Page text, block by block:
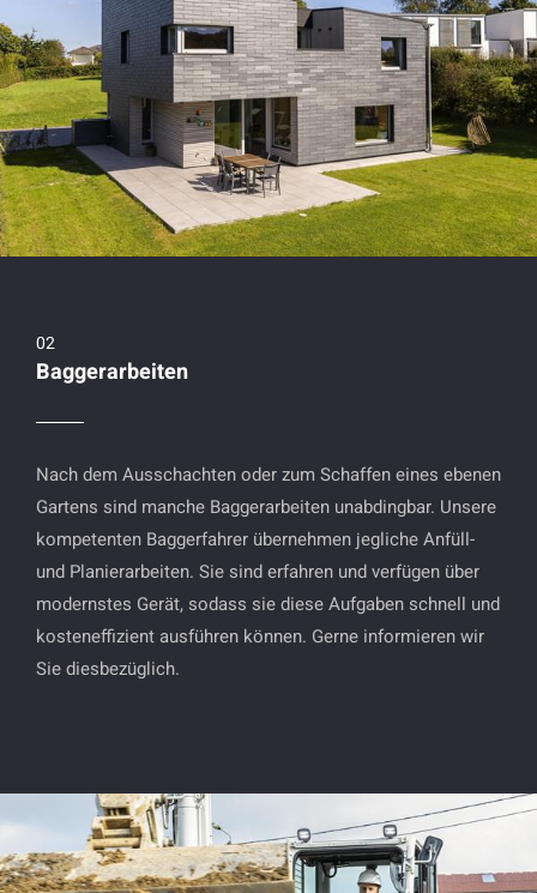
Baggerarbeiten
Nach dem Ausschachten oder zum Schaffen eines ebenen
Gartens sind manche Baggerarbeiten unabdingbar. Unsere
kompetenten Baggerfahrer übernehmen jegliche Anfüll-
und Planierarbeiten. Sie sind erfahren und verfügen über
modernstes Gerät, sodass sie diese Aufgaben schnell und
kosteneffizient ausführen können. Gerne informieren wir
Sie diesbezüglich.